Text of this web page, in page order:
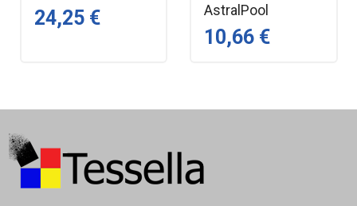
Caractéristiques techniques –
Colle gel AstralPool
Couleur — Bleue
Application — Tubes & raccords PVC pression
Pression — Jusqu’à 16 bars
24,25 €
AstralPool
10,66 €